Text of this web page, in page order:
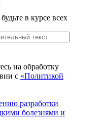
в курсе всех
на обработку
с «Политикой
разработки
болезнями и